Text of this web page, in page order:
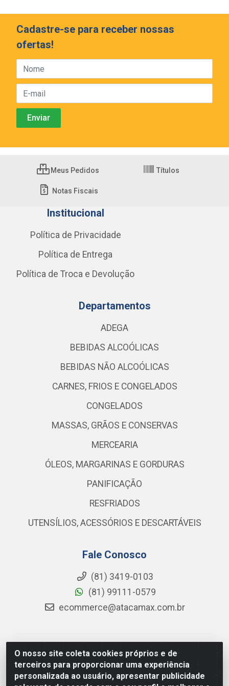
O nosso site coleta cookies próprios e de
terceiros para proporcionar uma experiência
personalizada ao usuário, apresentar publicidade
Cadastre-se para receber nossas
ofertas!
Meus Pedidos Títulos
Notas Fiscais
Institucional
Política de Privacidade
Política de Entrega
Política de Troca e Devolução
Departamentos
ADEGA
BEBIDAS ALCOÓLICAS
BEBIDAS NÃO ALCOÓLICAS
CARNES, FRIOS E CONGELADOS
CONGELADOS
MASSAS, GRÃOS E CONSERVAS
MERCEARIA
ÓLEOS, MARGARINAS E GORDURAS
PANIFICAÇÃO
RESFRIADOS
UTENSÍLIOS, ACESSÓRIOS E DESCARTÁVEIS
Fale Conosco
(81) 3419-0103
(81) 99111-0579
ecommerce@atacamax.com.br
Atacamax Importadora de Alimentos LTDA - RODOVIA
BR-101 - SUL, KM 79,60 GP E GALPAO:D - Muribeca,
Jaboatão dos Guararapes - PE, 54355-010 - CNPJ